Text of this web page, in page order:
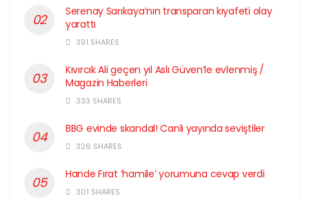
Serenay Sarıkaya’nın transparan kıyafeti olay
yarattı
391 SHARES
Kıvırcık Ali geçen yıl Aslı Güven’le evlenmiş /
Magazin Haberleri
333 SHARES
BBG evinde skandal! Canlı yayında seviştiler
326 SHARES
Hande Fırat ‘hamile’ yorumuna cevap verdi
301 SHARES